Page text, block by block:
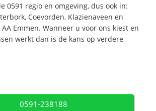
0591 regio en omgeving, dus ook in:
Coevorden, Klazienaveen en
Emmen. Wanneer u voor ons kiest en
werkt dan is de kans op verdere
0591-238188